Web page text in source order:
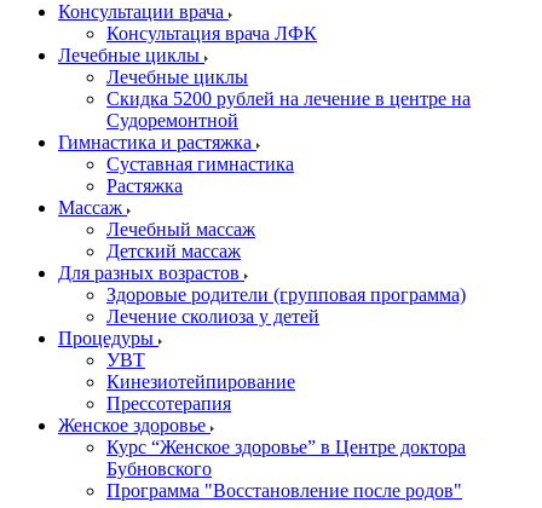
Консультации врача
Консультация врача ЛФК
Лечебные циклы
Лечебные циклы
Скидка 5200 рублей на лечение в центре на
Судоремонтной
Гимнастика и растяжка
Суставная гимнастика
Растяжка
Массаж
Лечебный массаж
Детский массаж
Для разных возрастов
Здоровые родители (групповая программа)
Лечение сколиоза у детей
Процедуры
УВТ
Кинезиотейпирование
Прессотерапия
Женское здоровье
Курс “Женское здоровье” в Центре доктора
Бубновского
Программа "Восстановление после родов"